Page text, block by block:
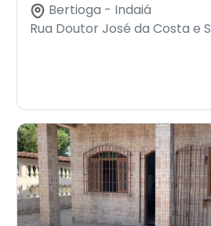
Bertioga - Indaiá
Rua Doutor José da Costa e